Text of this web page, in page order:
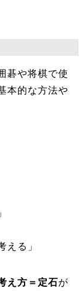
碁や将棋で使
本的な方法や
える」
え方＝定石が